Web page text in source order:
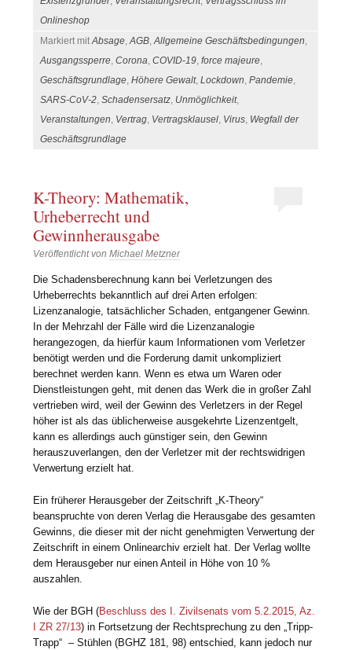
Onlineshop
Markiert mitAbsage,AGB,Allgemeine Geschäftsbedingungen,
Ausgangssperre,Corona,COVID-19,force majeure,
Geschäftsgrundlage,Höhere Gewalt,Lockdown,Pandemie,
SARS-CoV-2,Schadensersatz, Unmöglichkeit,
Veranstaltungen, Vertrag, Vertragsklausel, Virus, Wegfall der
Geschäftsgrundlage
K-Theory: Mathematik,
Urheberrecht und
Gewinnherausgabe
Veröffentlicht vonMichael Metzner
Die Schadensberechnung kann bei Verletzungen des
Urheberrechts bekanntlich auf drei Arten erfolgen:
Lizenzanalogie, tatsächlicher Schaden, entgangener Gewinn.
In der Mehrzahl der Fälle wird die Lizenzanalogie
herangezogen, da hierfür kaum Informationen vom Verletzer
benötigt werden und die Forderung damit unkompliziert
berechnet werden kann. Wenn es etwa um Waren oder
Dienstleistungen geht, mit denen das Werk die in großer Zahl
vertrieben wird, weil der Gewinn des Verletzers in der Regel
höher ist als das üblicherweise ausgekehrte Lizenzentgelt,
kann es allerdings auch günstiger sein, den Gewinn
herauszuverlangen, den der Verletzer mit der rechtswidrigen
Verwertung erzielt hat.
Ein früherer Herausgeber der Zeitschrift „K-Theory“
beanspruchte von deren Verlag die Herausgabe des gesamten
Gewinns, die dieser mit der nicht genehmigten Verwertung der
Zeitschrift in einem Onlinearchiv erzielt hat. Der Verlag wollte
dem Herausgeber nur einen Anteil in Höhe von 10 %
auszahlen.
Wie der BGH (Beschluss des I. Zivilsenats vom 5.2.2015, Az.
I ZR 27/13) in Fortsetzung der Rechtsprechung zu den „Tripp-
Trapp“ – Stühlen (BGHZ 181, 98) entschied, kann jedoch nur